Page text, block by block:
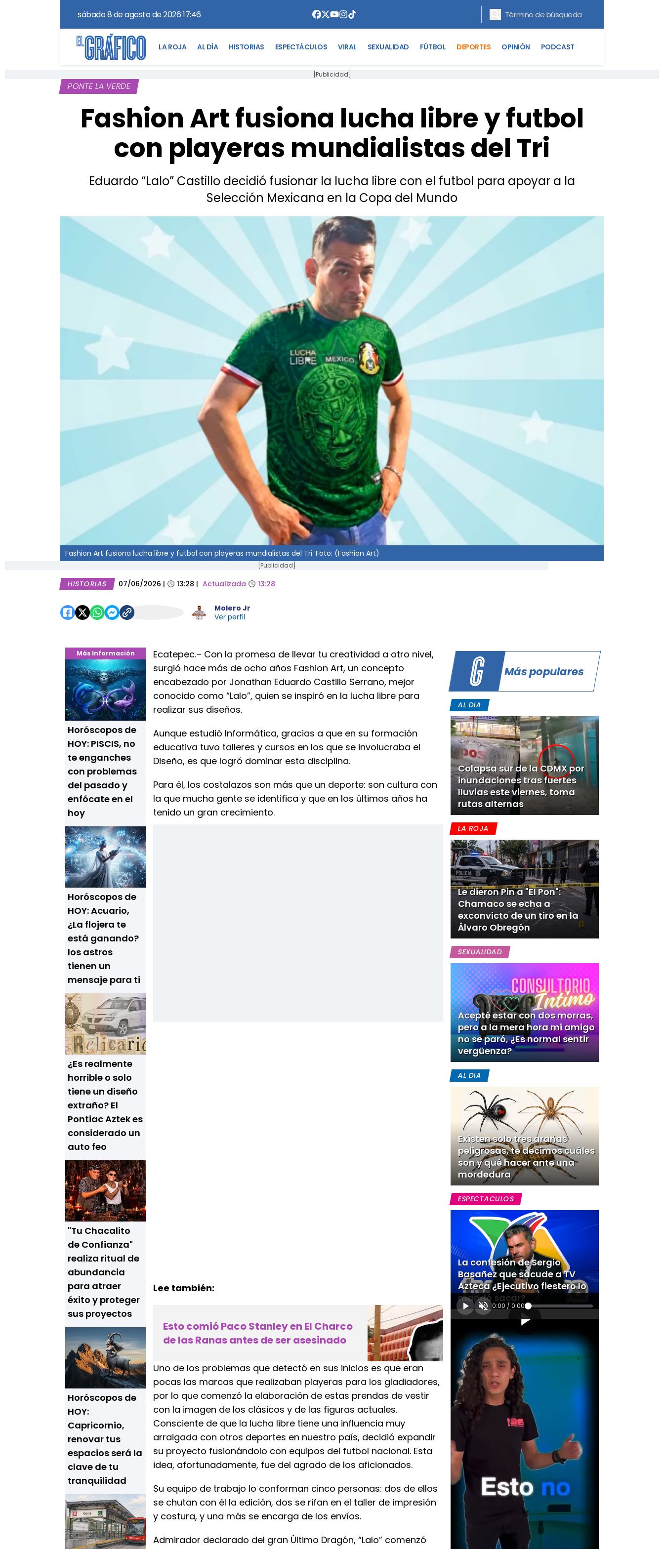
sábado 8 de agosto de 2026 17:46
LA ROJA AL DÍA HISTORIAS ESPECTÁCULOS VIRAL SEXUALIDAD FÚTBOL DEPORTES OPINIÓN PODCAST
[Publicidad]
PONTE LA VERDE
Fashion Art fusiona lucha libre y futbol
con playeras mundialistas del Tri
Eduardo “Lalo” Castillo decidió fusionar la lucha libre con el futbol para apoyar a la
Selección Mexicana en la Copa del Mundo
Fashion Art fusiona lucha libre y futbol con playeras mundialistas del Tri. Foto: (Fashion Art)
[Publicidad]
HISTORIAS 07/06/2026 | 13:28 | Actualizada 13:28
Molero Jr
Ver perfil
Más Información
Horóscopos de
HOY: PISCIS, no
te enganches
con problemas
del pasado y
enfócate en el
hoy
Horóscopos de
HOY: Acuario,
¿La flojera te
está ganando?
los astros
tienen un
mensaje para ti
¿Es realmente
horrible o solo
tiene un diseño
extraño? El
Pontiac Aztek es
considerado un
auto feo
"Tu Chacalito
de Confianza"
realiza ritual de
abundancia
para atraer
éxito y proteger
sus proyectos
Horóscopos de
HOY:
Capricornio,
renovar tus
espacios será la
clave de tu
tranquilidad
Ecatepec.– Con la promesa de llevar tu creatividad a otro nivel,
surgió hace más de ocho años Fashion Art, un concepto
encabezado por Jonathan Eduardo Castillo Serrano, mejor
conocido como “Lalo”, quien se inspiró en la lucha libre para
realizar sus diseños.
Aunque estudió Informática, gracias a que en su formación
educativa tuvo talleres y cursos en los que se involucraba el
Diseño, es que logró dominar esta disciplina.
Para él, los costalazos son más que un deporte: son cultura con
la que mucha gente se identifica y que en los últimos años ha
tenido un gran crecimiento.
Lee también:
Esto comió Paco Stanley en El Charco
de las Ranas antes de ser asesinado
Uno de los problemas que detectó en sus inicios es que eran
pocas las marcas que realizaban playeras para los gladiadores,
por lo que comenzó la elaboración de estas prendas de vestir
con la imagen de los clásicos y de las figuras actuales.
Consciente de que la lucha libre tiene una influencia muy
arraigada con otros deportes en nuestro país, decidió expandir
su proyecto fusionándolo con equipos del futbol nacional. Esta
idea, afortunadamente, fue del agrado de los aficionados.
Su equipo de trabajo lo conforman cinco personas: dos de ellos
se chutan con él la edición, dos se rifan en el taller de impresión
y costura, y una más se encarga de los envíos.
Admirador declarado del gran Último Dragón, “Lalo” comenzó
Más populares
AL DIA
Colapsa sur de la CDMX por
inundaciones tras fuertes
lluvias este viernes, toma
rutas alternas
LA ROJA
Le dieron Pin a "El Pon":
Chamaco se echa a
exconvicto de un tiro en la
Álvaro Obregón
SEXUALIDAD
Acepté estar con dos morras,
pero a la mera hora mi amigo
no se paró, ¿Es normal sentir
vergüenza?
AL DIA
Existen solo tres arañas
peligrosas, te decimos cuáles
son y qué hacer ante una
mordedura
ESPECTACULOS
La confesión de Sergio
Basañez que sacude a TV
Azteca ¿Ejecutivo fiestero lo
mandó sacar?
0:00 / 0:00
[Publicidad]